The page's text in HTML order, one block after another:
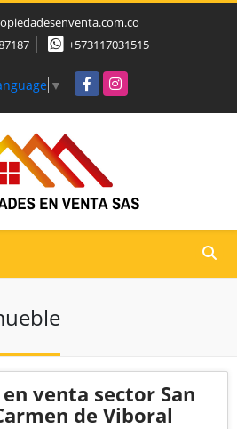
+573117031515
▼ FacebookInstagram
venta sector San
de Viboral